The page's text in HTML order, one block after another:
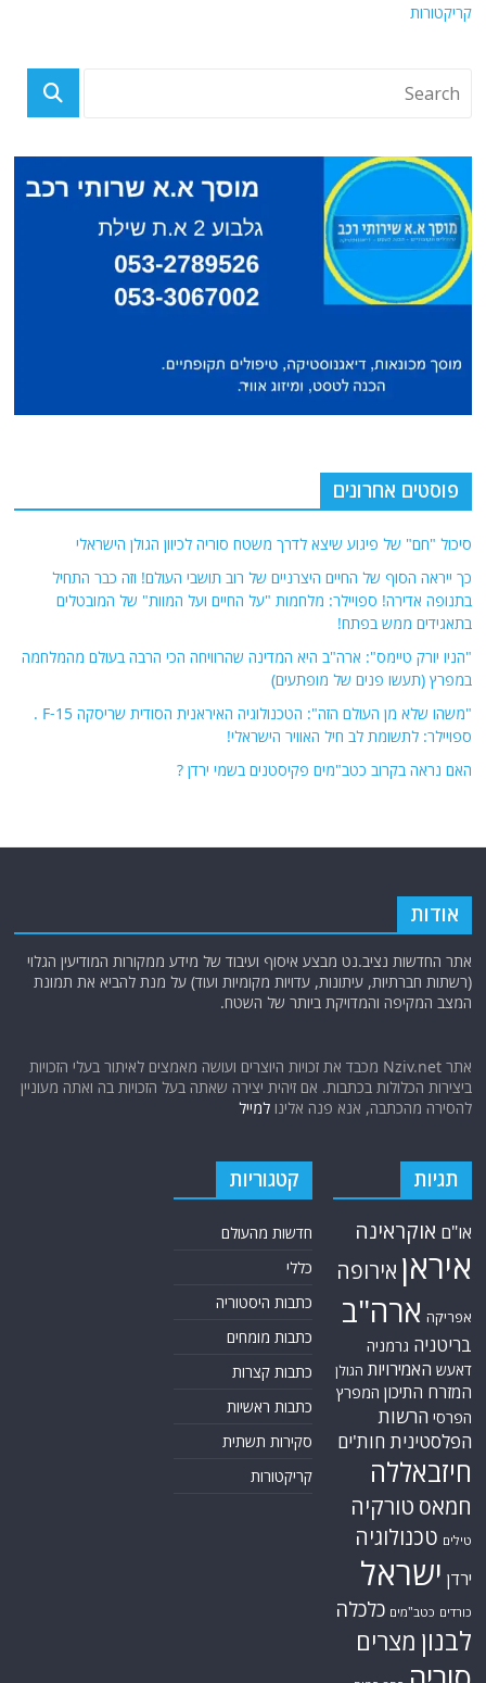
קריקטורות
פוסטים אחרונים
סיכול "חם" של פיגוע שיצא לדרך משטח סוריה לכיוון הגולן הישראלי
כך ייראה הסוף של החיים היצרניים של רוב תושבי העולם! וזה כבר התחיל
בתנופה אדירה! ספויילר: מלחמות "על החיים ועל המוות" של המובטלים
בתאגידים ממש בפתח!
"הניו יורק טיימס": ארה"ב היא המדינה שהרוויחה הכי הרבה בעולם מהמלחמה
במפרץ (תעשו פנים של מופתעים)
"משהו שלא מן העולם הזה": הטכנולוגיה האיראנית הסודית שריסקה F-15 .
ספויילר: לתשומת לב חיל האוויר הישראלי!
האם נראה בקרוב כטב"מים פקיסטנים בשמי ירדן ?
אודות
אתר החדשות נציב.נט מבצע איסוף ועיבוד של מידע ממקורות המודיעין הגלוי
(רשתות חברתיות, עיתונות, עדויות מקומיות ועוד) על מנת להביא את תמונת
המצב המקיפה והמדויקת ביותר של השטח.
אתר Nziv.net מכבד את זכויות היוצרים ועושה מאמצים לאיתור בעלי הזכויות
ביצירות הכלולות בכתבות. אם זיהית יצירה שאתה בעל הזכויות בה ואתה מעוניין
להסירה מהכתבה, אנא פנה אלינולמייל
תגיות
או"ם אוקראינה
איראן אירופה
אפריקה ארה"ב
בריטניה גרמניה
דאעש האמירויות הגולן
המזרח התיכון המפרץ
הפרסי הרשות
הפלסטינית חות'ים
חיזבאללה
חמאס טורקיה
טילים טכנולוגיה
ירדן ישראל
כורדים כטב"מים כלכלה
לבנון מצרים
קטגוריות
חדשות מהעולם
כללי
כתבות היסטוריה
כתבות מומחים
כתבות קצרות
כתבות ראשיות
סקירות תשתית
קריקטורות